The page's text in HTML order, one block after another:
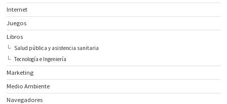
Internet
Juegos
Libros
Salud pública y asistencia sanitaria
Tecnología e Ingeniería
Marketing
Medio Ambiente
Navegadores